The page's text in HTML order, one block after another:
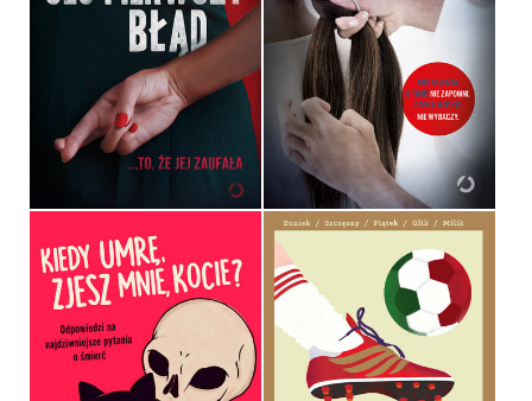
JEJ PIERWSZY BŁĄD
SANDIE JONES
OPRAWA MIĘKKA
39,99 ZŁ
TROSKLIWA
STEPHANIE WROBEL
OPRAWA MIĘKKA
39,90 ZŁ
KIEDY UMRĘ, ZJESZ
MNIE, KOCIE?
W KRAINIE PIŁKARSKICH
BOGÓW
PIOTR DUMANOWSKI,